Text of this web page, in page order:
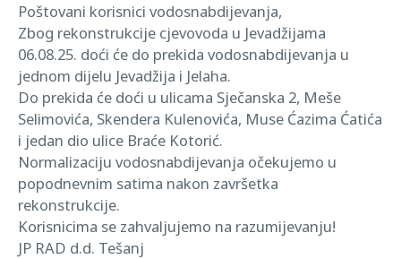
Poštovani korisnici vodosnabdijevanja,
Zbog rekonstrukcije cjevovoda u Jevadžijama
06.08.25. doći će do prekida vodosnabdijevanja u
jednom dijelu Jevadžija i Jelaha.
Do prekida će doći u ulicama Sječanska 2, Meše
Selimovića, Skendera Kulenovića, Muse Ćazima Ćatića
i jedan dio ulice Braće Kotorić.
Normalizaciju vodosnabdijevanja očekujemo u
popodnevnim satima nakon završetka
rekonstrukcije.
Korisnicima se zahvaljujemo na razumijevanju!
JP RAD d.d. Tešanj